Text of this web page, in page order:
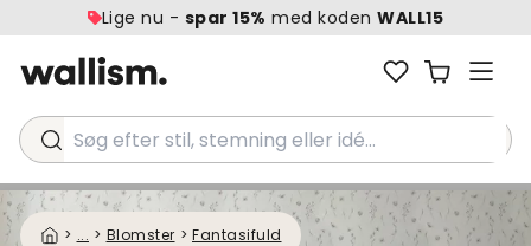
Lige nu - spar 15% med kodenWALL15
Søg efter stil, stemning eller idé...
> ... > Blomster > Fantasifuld